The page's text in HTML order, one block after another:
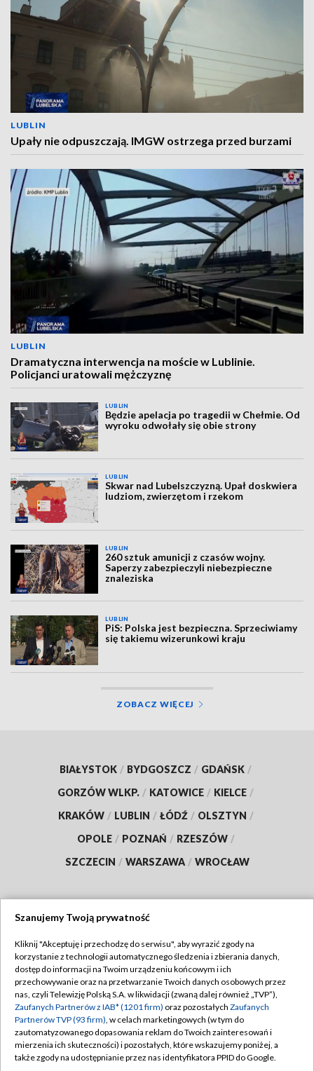
LUBLIN
Upały nie odpuszczają. IMGW ostrzega przed burzami
LUBLIN
Dramatyczna interwencja na moście w Lublinie.
Policjanci uratowali mężczyznę
LUBLIN
Będzie apelacja po tragedii w Chełmie. Od
wyroku odwołały się obie strony
LUBLIN
Skwar nad Lubelszczyzną. Upał doskwiera
ludziom, zwierzętom i rzekom
LUBLIN
260 sztuk amunicji z czasów wojny.
Saperzy zabezpieczyli niebezpieczne
znaleziska
LUBLIN
PiS: Polska jest bezpieczna. Sprzeciwiamy
się takiemu wizerunkowi kraju
ZOBACZ WIĘCEJ
BIAŁYSTOK / BYDGOSZCZ / GDAŃSK /
GORZÓW WLKP. / KATOWICE / KIELCE /
KRAKÓW / LUBLIN / ŁÓDŹ / OLSZTYN /
OPOLE / POZNAŃ / RZESZÓW /
SZCZECIN / WARSZAWA / WROCŁAW
TVP
Abonament TVP
Emisja w TVP
Centrum informacji TVP
Naziemna Telewizja Cyfrowa
Regulamin TVP
Polityka prywatności
Moje zgody
Pomoc
Szanujemy Twoją prywatność
Kliknij "Akceptuję i przechodzę do serwisu", aby wyrazić zgody na
korzystanie z technologii automatycznego śledzenia i zbierania danych,
dostęp do informacji na Twoim urządzeniu końcowym i ich
przechowywanie oraz na przetwarzanie Twoich danych osobowych przez
nas, czyli Telewizję Polską S.A. w likwidacji (zwaną dalej również „TVP”),
Zaufanych Partnerów z IAB* (1201 firm) oraz pozostałych Zaufanych
Partnerów TVP (93 firm), w celach marketingowych (w tym do
zautomatyzowanego dopasowania reklam do Twoich zainteresowań i
mierzenia ich skuteczności) i pozostałych, które wskazujemy poniżej, a
także zgody na udostępnianie przez nas identyfikatora PPID do Google.